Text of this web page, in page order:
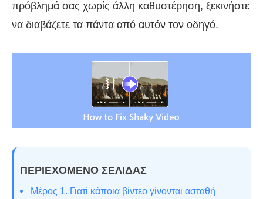
πρόβλημά σας χωρίς άλλη καθυστέρηση, ξεκινήστε
να διαβάζετε τα πάντα από αυτόν τον οδηγό.
ΠΕΡΙΕΧΟΜΕΝΟ ΣΕΛΙΔΑΣ
Μέρος 1. Γιατί κάποια βίντεο γίνονται ασταθή